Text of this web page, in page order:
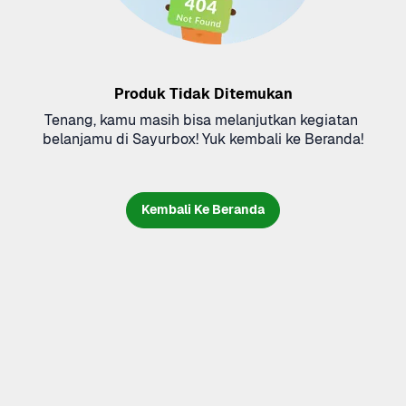
Produk Tidak Ditemukan
Tenang, kamu masih bisa melanjutkan kegiatan
belanjamu di Sayurbox! Yuk kembali ke Beranda!
Kembali Ke Beranda